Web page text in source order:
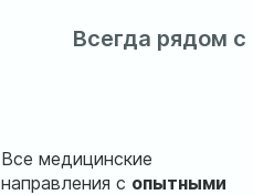
Всегда рядом
Все медицинские
направления с опытными